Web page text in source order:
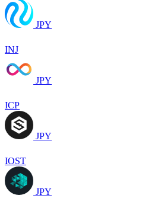
JPY
INJ
JPY
ICP
JPY
IOST
JPY